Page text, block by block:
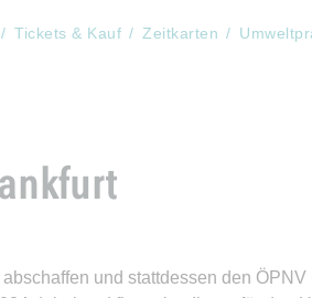
Tickets & Kauf Zeitkarten
und stattdessen den ÖPNV